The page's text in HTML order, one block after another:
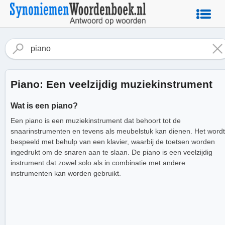
Piano: Een veelzijdig muziekinstrument
Wat is een piano?
Een piano is een muziekinstrument dat behoort tot de
snaarinstrumenten en tevens als meubelstuk kan dienen. Het wordt
bespeeld met behulp van een klavier, waarbij de toetsen worden
ingedrukt om de snaren aan te slaan. De piano is een veelzijdig
instrument dat zowel solo als in combinatie met andere
instrumenten kan worden gebruikt.